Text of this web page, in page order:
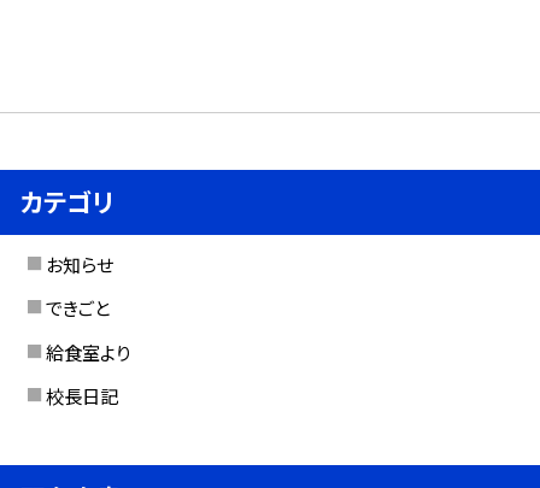
カテゴリ
お知らせ
できごと
給食室より
校長日記